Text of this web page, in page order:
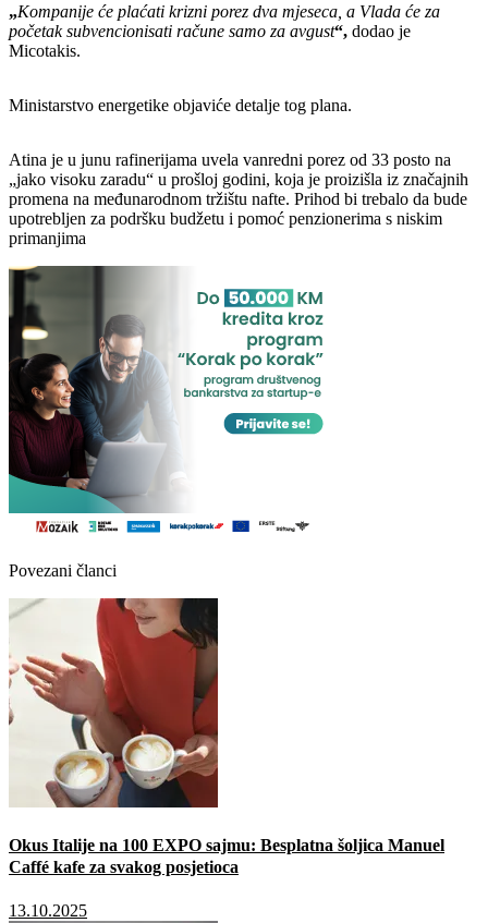
„Kompanije će plaćati krizni porez dva mjeseca, a Vlada će za
početak subvencionisati račune samo za avgust“, dodao je
Micotakis.
Ministarstvo energetike objaviće detalje tog plana.
Atina je u junu rafinerijama uvela vanredni porez od 33 posto na
„jako visoku zaradu“ u prošloj godini, koja je proizišla iz značajnih
promena na međunarodnom tržištu nafte. Prihod bi trebalo da bude
upotrebljen za podršku budžetu i pomoć penzionerima s niskim
primanjima
Povezani članci
Okus Italije na 100 EXPO sajmu: Besplatna šoljica Manuel
Caffé kafe za svakog posjetioca
13.10.2025